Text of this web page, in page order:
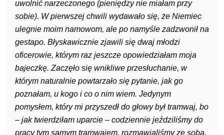
uwolnić narzeczonego (pieniędzy nie miałam przy
sobie). W pierwszej chwili wydawało się, że Niemiec
ulegnie moim namowom, ale po namyśle zadzwonił na
gestapo. Błyskawicznie zjawili się dwaj młodzi
oficerowie, którym raz jeszcze opowiedziałam moja
bajeczkę. Zaczęło się wnikliwe przesłuchanie, w
którym naturalnie powtarzało się pytanie, jak go
poznałam, u kogo i co o nim wiem. Jedynym
pomysłem, który mi przyszedł do głowy był tramwaj, bo
– jak twierdziłam uparcie – codziennie jeździliśmy do
pracy tym samym tramwajem, rozmawialiśmy ze sobą,